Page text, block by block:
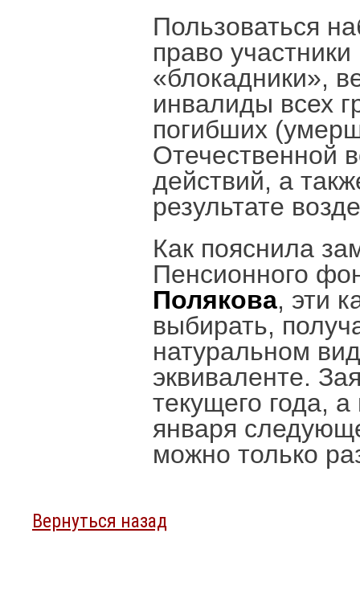
Пользоваться
право
«блокадники»,
инвалиды всех
погибших
Отечественной
действий, а
результате
Как пояснила
Пенсионного
Полякова, эти
выбирать,
натуральном
эквиваленте.
текущего года,
января
можно только
Вернуться назад